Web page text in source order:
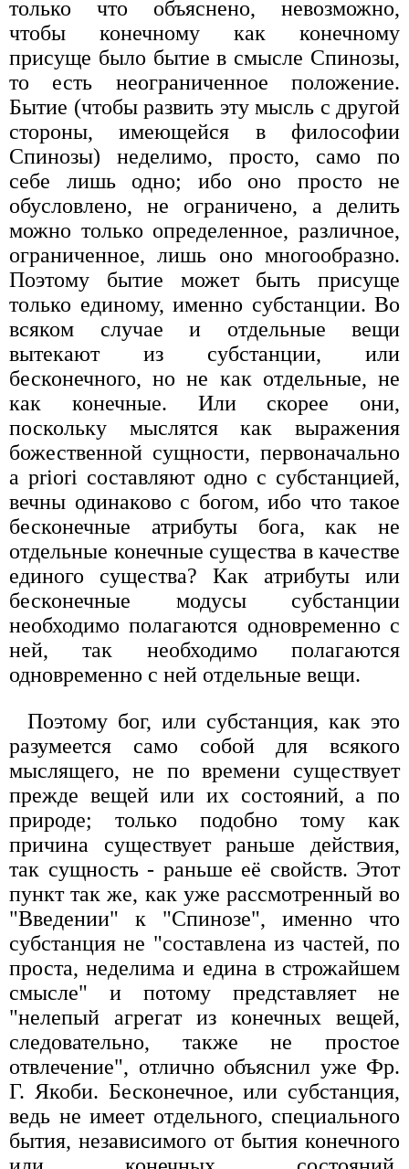
только что объяснено, невозможно,
чтобы конечному как конечному
присуще было бытие в смысле Спинозы,
то есть неограниченное положение.
Бытие (чтобы развить эту мысль с другой
стороны, имеющейся в философии
Спинозы) неделимо, просто, само по
себе лишь одно; ибо оно просто не
обусловлено, не ограничено, а делить
можно только определенное, различное,
ограниченное, лишь оно многообразно.
Поэтому бытие может быть присуще
только единому, именно субстанции. Во
всяком случае и отдельные вещи
вытекают из субстанции, или
бесконечного, но не как отдельные, не
как конечные. Или скорее они,
поскольку мыслятся как выражения
божественной сущности, первоначально
a priori составляют одно с субстанцией,
вечны одинаково с богом, ибо что такое
бесконечные атрибуты бога, как не
отдельные конечные существа в качестве
единого существа? Как атрибуты или
бесконечные модусы субстанции
необходимо полагаются одновременно с
ней, так необходимо полагаются
одновременно с ней отдельные вещи.
Поэтому бог, или субстанция, как это
разумеется само собой для всякого
мыслящего, не по времени существует
прежде вещей или их состояний, а по
природе; только подобно тому как
причина существует раньше действия,
так сущность - раньше её свойств. Этот
пункт так же, как уже рассмотренный во
"Введении" к "Спинозе", именно что
субстанция не "составлена из частей, по
проста, неделима и едина в строжайшем
смысле" и потому представляет не
"нелепый агрегат из конечных вещей,
следовательно, также не простое
отвлечение", отлично объяснил уже Фр.
Г. Якоби. Бесконечное, или субстанция,
ведь не имеет отдельного, специального
бытия, независимого от бытия конечного